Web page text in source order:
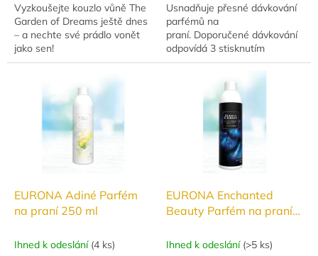
Vyzkoušejte kouzlo vůně The
Garden of Dreams ještě dnes
– a nechte své prádlo vonět
jako sen!
Usnadňuje přesné dávkování
parfémů na
praní. Doporučené dávkování
odpovídá 3 stisknutím
pumpičky.
EURONA Adiné Parfém
na praní 250 ml
Ihned k odeslání (4 ks)
EURONA Enchanted
Beauty Parfém na praní
Ihned k odeslání (>5 ks)